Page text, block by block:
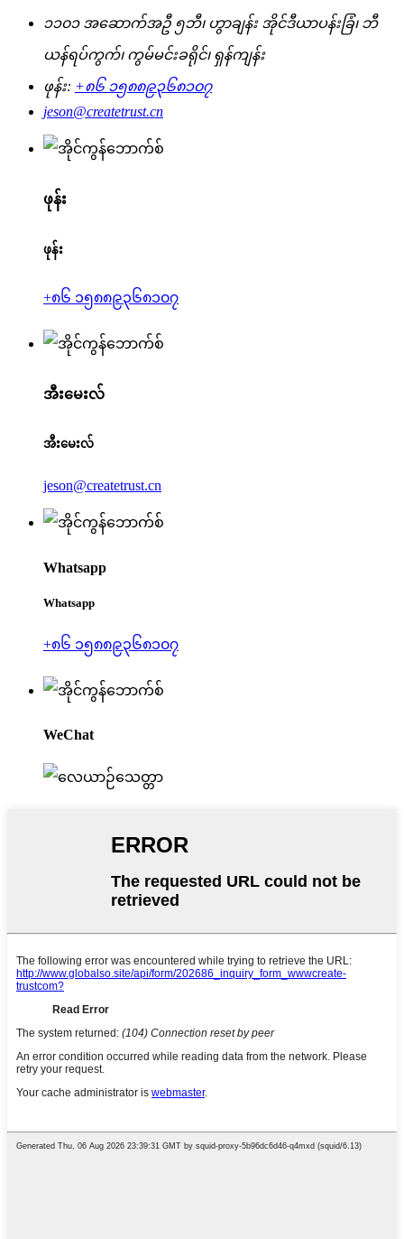
၁၁၀၁ အဆောက်အဦ ၅ဘီ၊ ဟွာချန်း အိုင်ဒီယာပန်းခြံ၊ ဘီ
ယန်ရပ်ကွက်၊ ကွမ်မင်းခရိုင်၊ ရှန်ကျန်း
ဖုန်း: +၈၆ ၁၅၈၈၉၃၆၈၁၀၇
jeson@createtrust.cn
ဖုန်း
ဖုန်း
+၈၆ ၁၅၈၈၉၃၆၈၁၀၇
အီးမေးလ်
အီးမေးလ်
jeson@createtrust.cn
Whatsapp
Whatsapp
+၈၆ ၁၅၈၈၉၃၆၈၁၀၇
WeChat